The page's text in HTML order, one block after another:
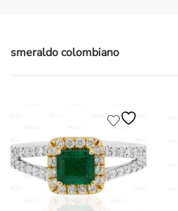
smeraldo colombiano